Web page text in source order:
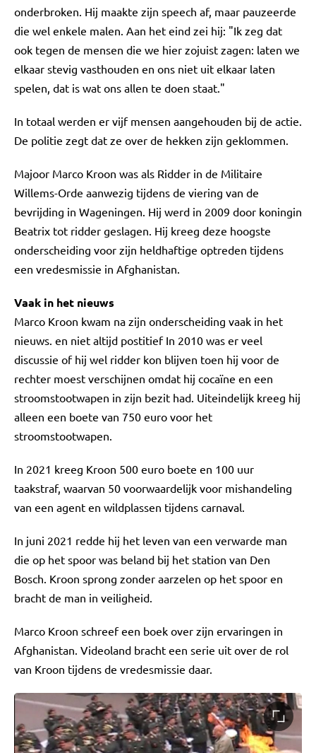
onderbroken. Hij maakte zijn speech af, maar pauzeerde
die wel enkele malen. Aan het eind zei hij: "Ik zeg dat
ook tegen de mensen die we hier zojuist zagen: laten we
elkaar stevig vasthouden en ons niet uit elkaar laten
spelen, dat is wat ons allen te doen staat."
In totaal werden er vijf mensen aangehouden bij de actie.
De politie zegt dat ze over de hekken zijn geklommen.
Majoor Marco Kroon was als Ridder in de Militaire
Willems-Orde aanwezig tijdens de viering van de
bevrijding in Wageningen. Hij werd in 2009 door koningin
Beatrix tot ridder geslagen. Hij kreeg deze hoogste
onderscheiding voor zijn heldhaftige optreden tijdens
een vredesmissie in Afghanistan.
Vaak in het nieuws
Marco Kroon kwam na zijn onderscheiding vaak in het
nieuws. en niet altijd postitief In 2010 was er veel
discussie of hij wel ridder kon blijven toen hij voor de
rechter moest verschijnen omdat hij cocaïne en een
stroomstootwapen in zijn bezit had. Uiteindelijk kreeg hij
alleen een boete van 750 euro voor het
stroomstootwapen.
In 2021 kreeg Kroon 500 euro boete en 100 uur
taakstraf, waarvan 50 voorwaardelijk voor mishandeling
van een agent en wildplassen tijdens carnaval.
In juni 2021 redde hij het leven van een verwarde man
die op het spoor was beland bij het station van Den
Bosch. Kroon sprong zonder aarzelen op het spoor en
bracht de man in veiligheid.
Marco Kroon schreef een boek over zijn ervaringen in
Afghanistan. Videoland bracht een serie uit over de rol
van Kroon tijdens de vredesmissie daar.